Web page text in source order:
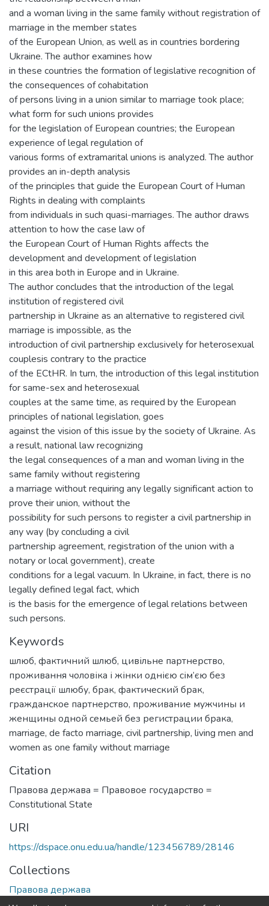
and a woman living in the same family without registration of
marriage in the member states
of the European Union, as well as in countries bordering
Ukraine. The author examines how
in these countries the formation of legislative recognition of
the consequences of cohabitation
of persons living in a union similar to marriage took place;
what form for such unions provides
for the legislation of European countries; the European
experience of legal regulation of
various forms of extramarital unions is analyzed. The author
provides an in-depth analysis
of the principles that guide the European Court of Human
Rights in dealing with complaints
from individuals in such quasi-marriages. The author draws
attention to how the case law of
the European Court of Human Rights affects the
development and development of legislation
in this area both in Europe and in Ukraine.
The author concludes that the introduction of the legal
institution of registered civil
partnership in Ukraine as an alternative to registered civil
marriage is impossible, as the
introduction of civil partnership exclusively for heterosexual
couplesis contrary to the practice
of the ECtHR. In turn, the introduction of this legal institution
for same-sex and heterosexual
couples at the same time, as required by the European
principles of national legislation, goes
against the vision of this issue by the society of Ukraine. As
a result, national law recognizing
the legal consequences of a man and woman living in the
same family without registering
a marriage without requiring any legally significant action to
prove their union, without the
possibility for such persons to register a civil partnership in
any way (by concluding a civil
partnership agreement, registration of the union with a
notary or local government), create
conditions for a legal vacuum. In Ukraine, in fact, there is no
legally defined legal fact, which
is the basis for the emergence of legal relations between
such persons.
Keywords
шлюб, фактичний шлюб, цивільне партнерство,
проживання чоловіка і жінки однією сім’єю без
реєстрації шлюбу, брак, фактический брак,
гражданское партнерство, проживание мужчины и
женщины одной семьей без регистрации брака,
marriage, de facto marriage, civil partnership, living men and
women as one family without marriage
Citation
Правова держава = Правовое государство =
Сonstitutional State
URI
https://dspace.onu.edu.ua/handle/123456789/28146
Collections
Правова держава